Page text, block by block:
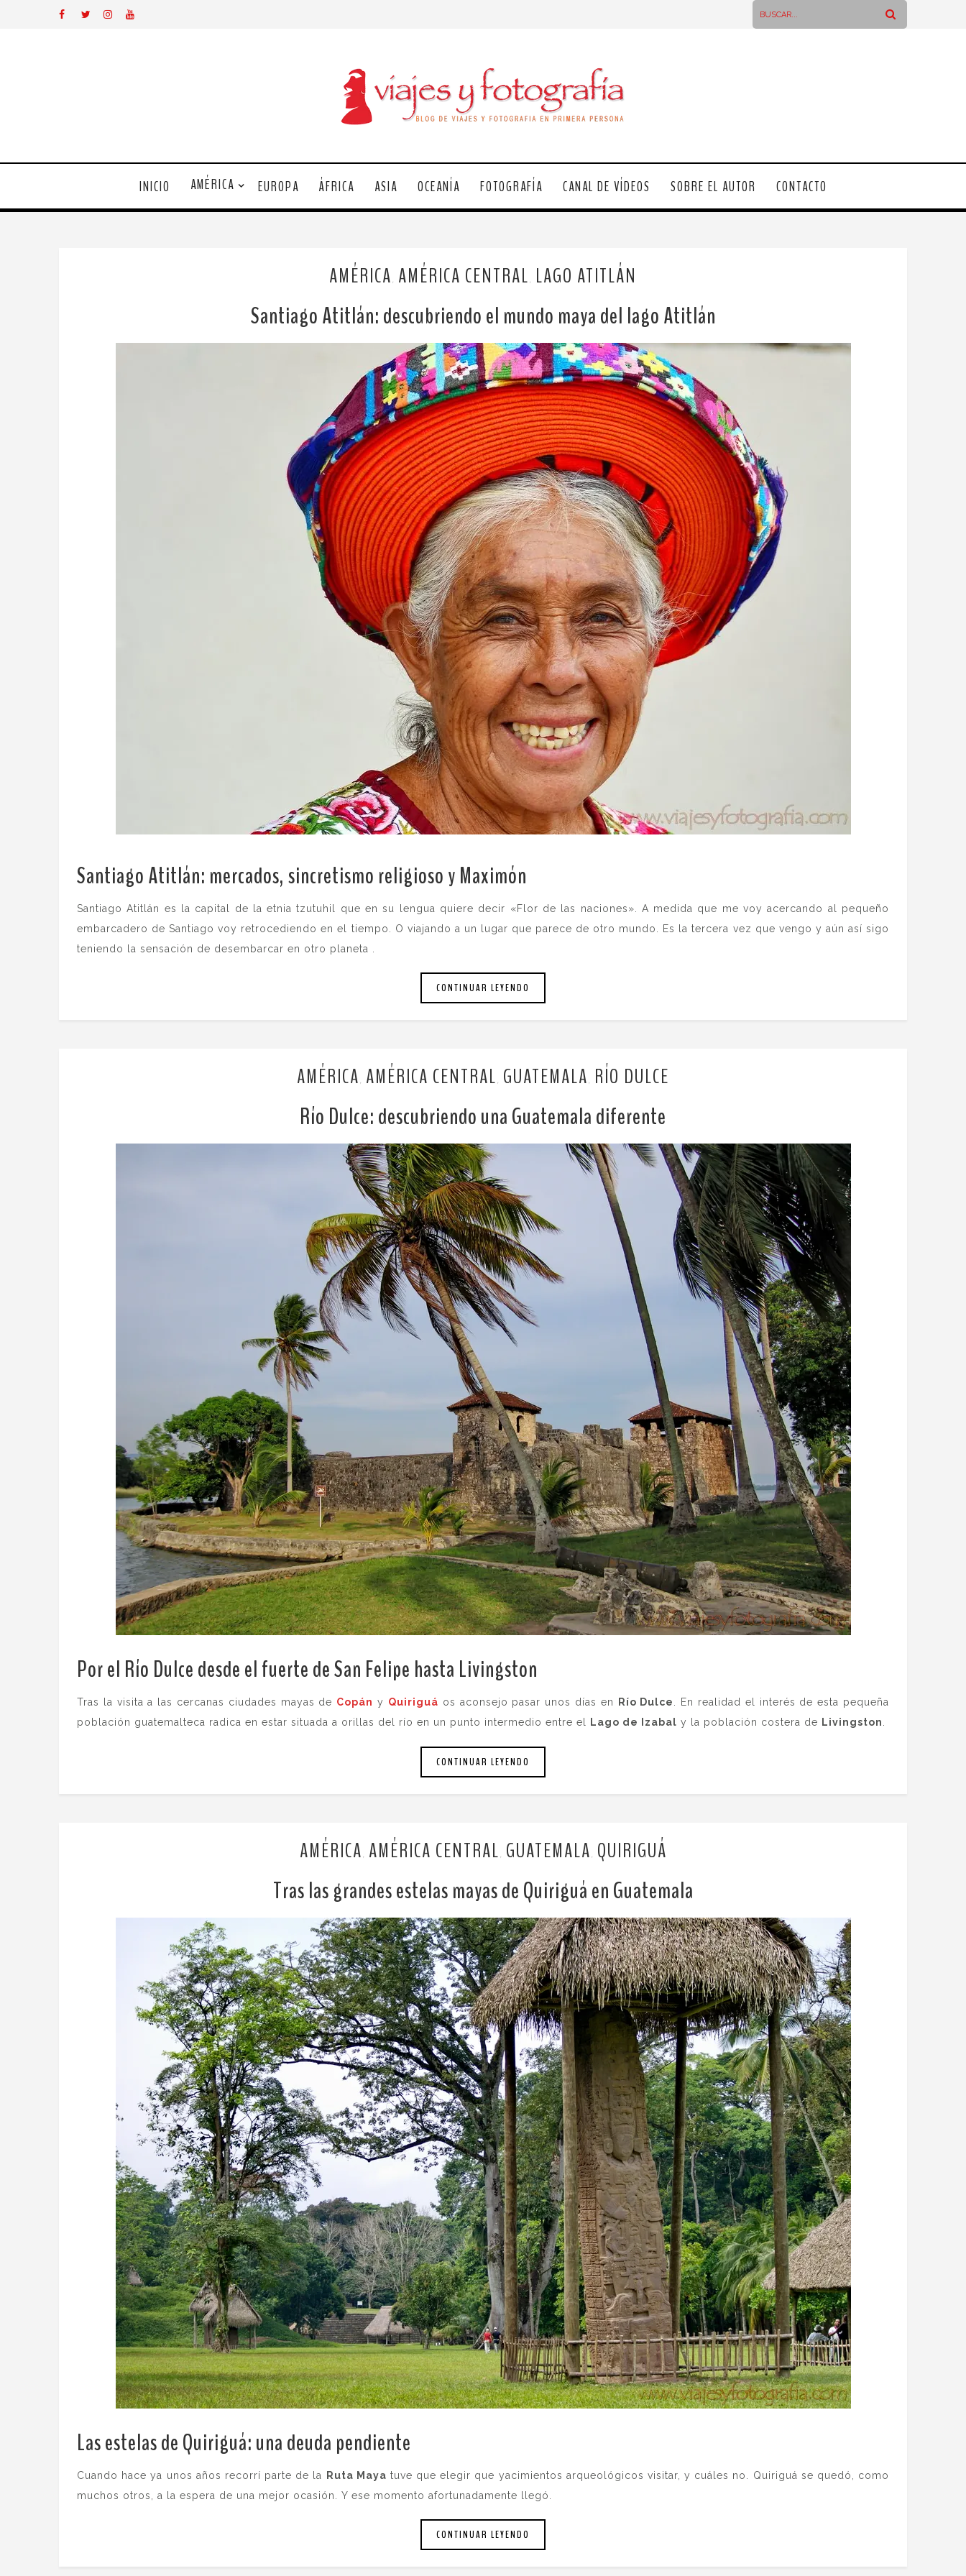
INICIO AMÉRICA EUROPA ÁFRICA ASIA OCEANÍA FOTOGRAFÍA CANAL DE VÍDEOS SOBRE EL AUTOR CONTACTO
AMÉRICA AMÉRICA CENTRAL LAGO ATITLÁN
Santiago Atitlán: descubriendo el mundo maya del lago Atitlán
Santiago Atitlán: mercados, sincretismo religioso y Maximón
Santiago Atitlán es la capital de la etnia tzutuhil que en su lengua quiere decir «Flor de las naciones». A medida que me voy acercando al pequeño
embarcadero de Santiago voy retrocediendo en el tiempo. O viajando a un lugar que parece de otro mundo. Es la tercera vez que vengo y aún así sigo
teniendo la sensación de desembarcar en otro planeta .
CONTINUAR LEYENDO
AMÉRICA, AMÉRICA CENTRAL, GUATEMALA, RÍO DULCE
Río Dulce: descubriendo una Guatemala diferente
Por el Río Dulce desde el fuerte de San Felipe hasta Livingston
Tras la visita a las cercanas ciudades mayas de Copán y Quiriguá os aconsejo pasar unos días en Río Dulce. En realidad el interés de esta pequeña
población guatemalteca radica en estar situada a orillas del río en un punto intermedio entre el Lago de Izabal y la población costera de Livingston.
CONTINUAR LEYENDO
AMÉRICA AMÉRICA CENTRAL GUATEMALA QUIRIGUÁ
Tras las grandes estelas mayas de Quiriguá en Guatemala
Las estelas de Quiriguá: una deuda pendiente
Cuando hace ya unos años recorrí parte de la Ruta Maya tuve que elegir que yacimientos arqueológicos visitar, y cuáles no. Quiriguá se quedó, como
muchos otros, a la espera de una mejor ocasión. Y ese momento afortunadamente llegó.
CONTINUAR LEYENDO